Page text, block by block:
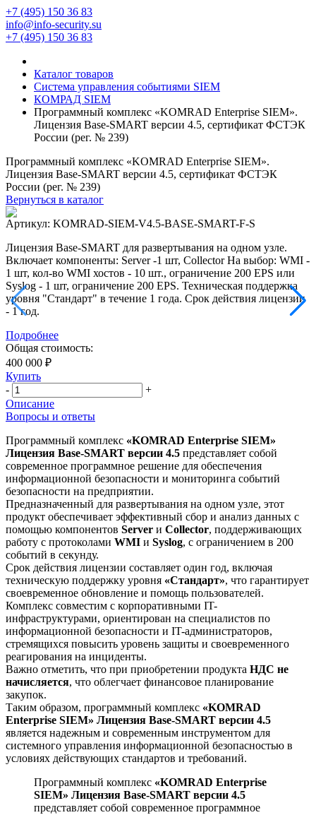
+7 (495) 150 36 83
info@info-security.su
+7 (495) 150 36 83
Каталог товаров
Система управления событиями SIEM
КОМРАД SIEM
Программный комплекс «KOMRAD Enterprise SIEM».
Лицензия Base-SMART версии 4.5, сертификат ФСТЭК
России (рег. № 239)
Программный комплекс «KOMRAD Enterprise SIEM».
Лицензия Base-SMART версии 4.5, сертификат ФСТЭК
России (рег. № 239)
Вернуться в каталог
Артикул: KOMRAD-SIEM-V4.5-BASE-SMART-F-S
Лицензия Base-SMART для развертывания на одном узле.
Включает компоненты: Server -1 шт, Collector На выбор: WMI -
1 шт, кол-во WMI хостов - 10 шт., ограничение 200 EPS или
Syslog - 1 шт, ограничение 200 EPS. Техническая поддержка
уровня "Стандарт" в течение 1 года. Срок действия лицензии
- 1 год.
Подробнее
Общая стоимость:
400 000 ₽
Купить
-
+
Описание
Вопросы и ответы
Программный комплекс «KOMRAD Enterprise SIEM»
Лицензия Base-SMART версии 4.5 представляет собой
современное программное решение для обеспечения
информационной безопасности и мониторинга событий
безопасности на предприятии.
Предназначенный для развертывания на одном узле, этот
продукт обеспечивает эффективный сбор и анализ данных с
помощью компонентов Server и Collector, поддерживающих
работу с протоколами WMI и Syslog, с ограничением в 200
событий в секунду.
Срок действия лицензии составляет один год, включая
техническую поддержку уровня «Стандарт», что гарантирует
своевременное обновление и помощь пользователей.
Комплекс совместим с корпоративными IT-
инфраструктурами, ориентирован на специалистов по
информационной безопасности и IT-администраторов,
стремящихся повысить уровень защиты и своевременного
реагирования на инциденты.
Важно отметить, что при приобретении продукта НДС не
начисляется, что облегчает финансовое планирование
закупок.
Таким образом, программный комплекс «KOMRAD
Enterprise SIEM» Лицензия Base-SMART версии 4.5
является надежным и современным инструментом для
системного управления информационной безопасностью в
условиях действующих стандартов и требований.
Программный комплекс «KOMRAD Enterprise
SIEM» Лицензия Base-SMART версии 4.5
представляет собой современное программное